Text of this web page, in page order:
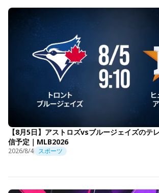
【8月5日】アストロズvsブルージェイズのテ
信予定｜MLB2026
2026/8/4 スポーツ